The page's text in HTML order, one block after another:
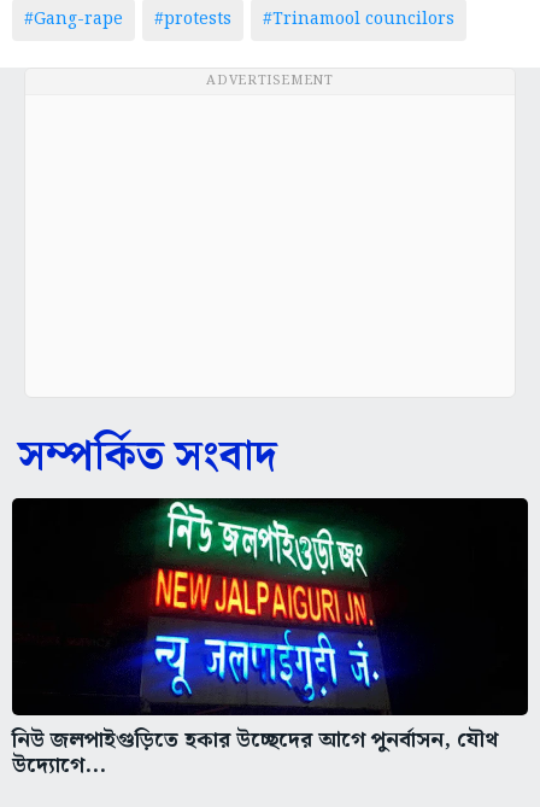
#Gang-rape #protests #Trinamool councilors
ADVERTISEMENT
সম্পর্কিত সংবাদ
নিউ জলপাইগুড়িতে হকার উচ্ছেদের আগে পুনর্বাসন, যৌথ
উদ্যোগে...